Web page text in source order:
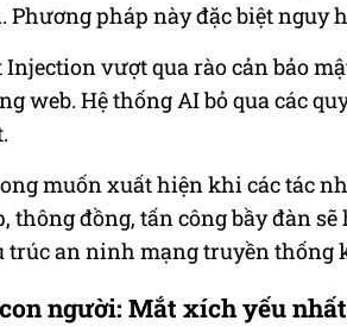
Phương pháp này đặc biệt nguy
Injection vượt qua rào cản bảo
web. Hệ thống AI bỏ qua các
muốn xuất hiện khi các tác
thông đồng, tấn công bầy đàn
trúc an ninh mạng truyền thống
người: Mắt xích yếu nhất